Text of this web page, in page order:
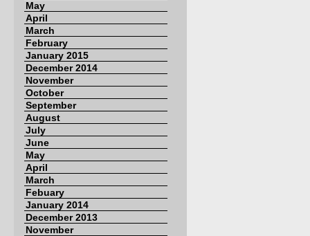
May
April
March
February
January 2015
December 2014
November
October
September
August
July
June
May
April
March
Febuary
January 2014
December 2013
November